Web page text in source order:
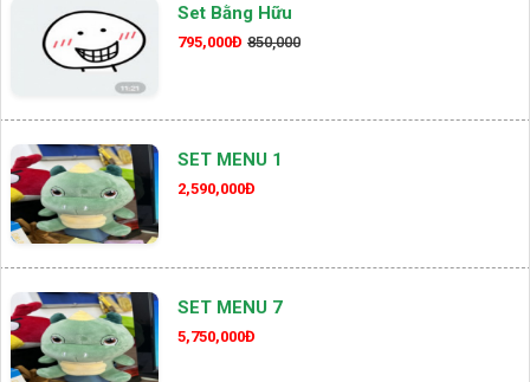
Set Bằng Hữu
795,000Đ 850,000
SET MENU 1
2,590,000Đ
SET MENU 7
5,750,000Đ